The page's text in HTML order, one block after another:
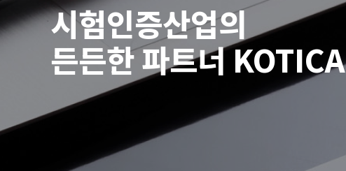
시험인증산업의
든든한 파트너 KOTICA